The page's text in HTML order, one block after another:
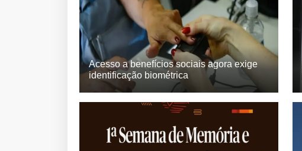
Acesso a benefícios sociais agora exige
identificação biométrica